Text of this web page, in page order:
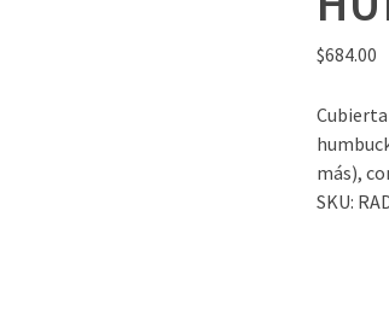
$684.00
más),
SKU: